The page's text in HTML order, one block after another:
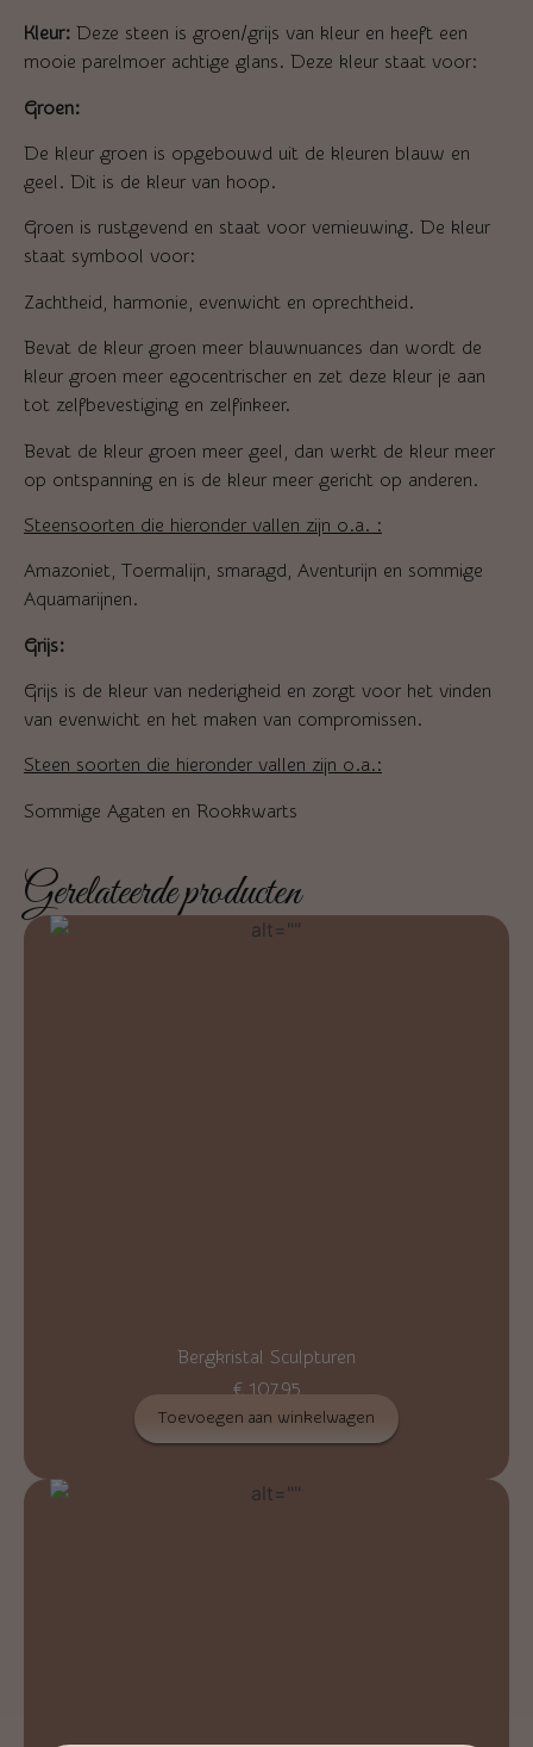
Kleur: Deze steen is groen/grijs van kleur en heeft een
mooie parelmoer achtige glans. Deze kleur staat voor:
Groen:
De kleur groen is opgebouwd uit de kleuren blauw en
geel. Dit is de kleur van hoop.
Groen is rustgevend en staat voor vernieuwing. De kleur
staat symbool voor:
Zachtheid, harmonie, evenwicht en oprechtheid.
Bevat de kleur groen meer blauwnuances dan wordt de
kleur groen meer egocentrischer en zet deze kleur je aan
tot zelfbevestiging en zelfinkeer.
Bevat de kleur groen meer geel, dan werkt de kleur meer
op ontspanning en is de kleur meer gericht op anderen.
Steensoorten die hieronder vallen zijn o.a. :
Amazoniet, Toermalijn, smaragd, Aventurijn en sommige
Aquamarijnen.
Grijs:
Grijs is de kleur van nederigheid en zorgt voor het vinden
van evenwicht en het maken van compromissen.
Steen soorten die hieronder vallen zijn o.a.:
Sommige Agaten en Rookkwarts
Gerelateerde producten
Bergkristal Sculpturen
€107,95
Toevoegen aan winkelwagen